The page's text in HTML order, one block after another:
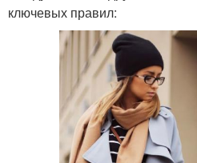
ключевых правил: